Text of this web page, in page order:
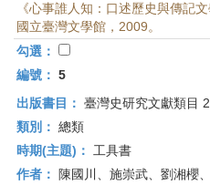
《心事誰人知：口述歷史與傳記
國立臺灣文學館，2009。
勾選：
編號： 5
出版書目： 臺灣史研究文獻類目
類別： 總類
時期(主題)：
工具書
作者：
陳國川、施崇武、劉湘櫻